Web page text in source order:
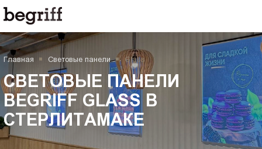
СВЕТОВЫЕ
ПАНЕЛИ
BEGRIFF
GLASS
в
Главная Световые панели Glass
СВЕТОВЫЕ ПАНЕЛИ
BEGRIFF GLASS В
СТЕРЛИТАМАКЕ
ООО
"Компания
Бегрифф"
Россия
Свердловская
обл.
620016
г.
Екатеринбург
ул.
Амундсена,